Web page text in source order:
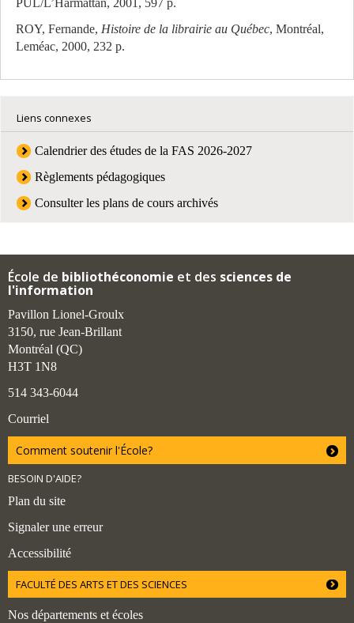
PUL/L’Harmattan, 2001, 597 p.
ROY, Fernande, Histoire de la librairie au Québec, Montréal,
Leméac, 2000, 232 p.
Liens connexes
Calendrier des études de la FAS 2026-2027
Règlements pédagogiques
Consulter les plans de cours archivés
École de bibliothéconomie et des sciences de
l'information
Pavillon Lionel-Groulx
3150, rue Jean-Brillant
Montréal (QC)
H3T 1N8
514 343-6044
Courriel
Comment soutenir l'École?
BESOIN D'AIDE?
Plan du site
Signaler une erreur
Accessibilité
FACULTÉ DES ARTS ET DES SCIENCES
Nos départements et écoles